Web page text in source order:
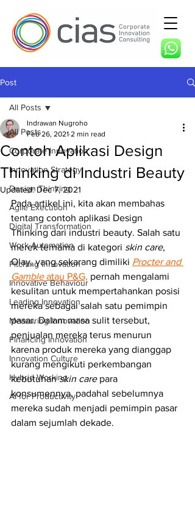
Post
All Posts
Corporate Innovation
Innovation Strategy
Design Thinking
Agile Execution
Digital Transformation
Work Automation
Pitching Innovation
Innovative Behaviour
Leading Innovation
Measuring Innovation
Financing Innovation
Innovation Culture
Hybrid Working
AI for Productivity
All Posts
Contoh Aplikasi Design
Thinking di Industri Beauty
Indrawan Nugroho
Feb 26, 2021 2 min read
Updated:Dec 7, 2021
Pada artikel ini, kita akan membahas
tentang contoh aplikasi Design
Thinking dari industri beauty. Salah satu
merek ternama di kategori skin care,
Olay, yang sekarang dimiliki Procter and
Gamble atau P&G, pernah mengalami
kesulitan untuk mempertahankan posisi
mereka sebagai salah satu pemimpin
pasar. Dalam masa sulit tersebut,
penjualan mereka terus menurun
karena produk mereka yang dianggap
kurang mengikuti perkembangan
kebutuhan skin care para
konsumennya, padahal sebelumnya
mereka sudah menjadi pemimpin pasar
dalam sejumlah dekade.